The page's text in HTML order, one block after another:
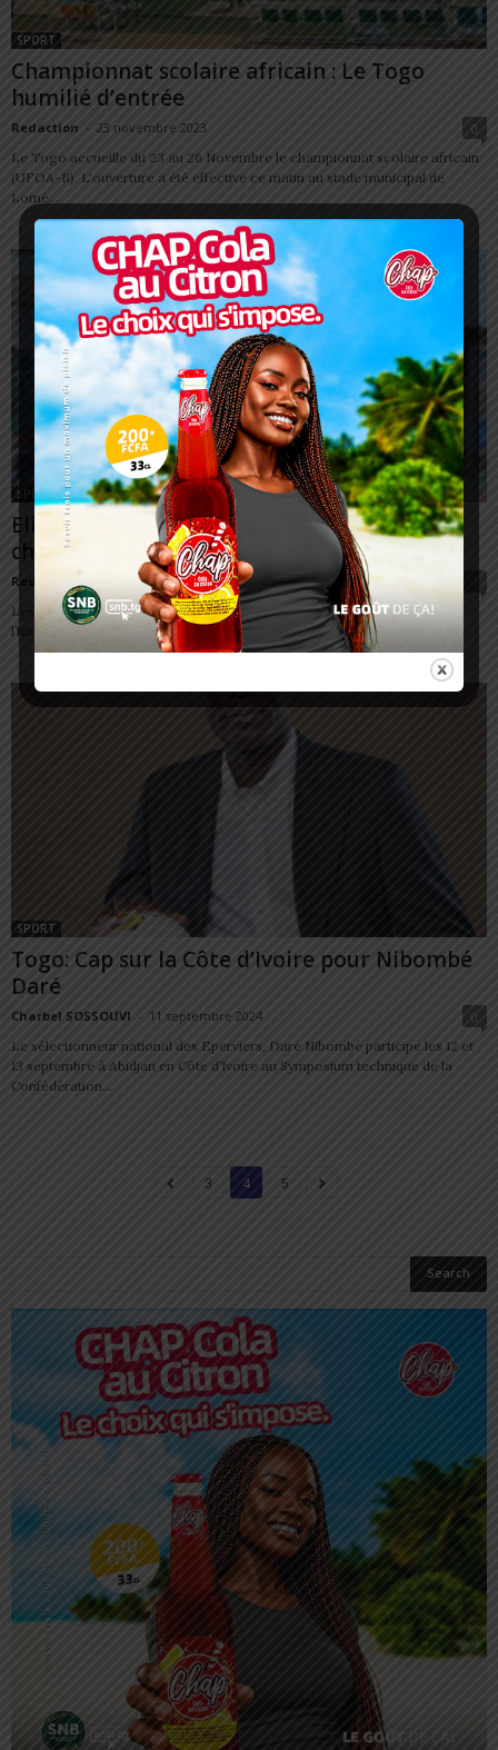
SPORT
Championnat scolaire africain : Le Togo
humilié d’entrée
Redaction - 23 novembre 2023
0
Le Togo accueille du 23 au 26 Novembre le championnat scolaire africain
(UFOA-B). L'ouverture a été effective ce matin au stade municipal de
Lomé...
SPORT
Eliminatoires CDM 2026 : Le Togo a-t-il une
chance face au Soudan ?
Redaction 16 novembre 2023
Les Eperviers du Togo ont l’occasion d’écrire un nouveau chapitre de
l’histoire footballistique du pays. Ce soir à 16H GMT, la bande à Paulo...
SPORT
Togo: Cap sur la Côte d’Ivoire pour Nibombé
Daré
Charbel SOSSOUVI - 11 septembre 2024
0
Le sélectionneur national des Eperviers, Daré Nibombé participe les 12 et
13 septembre à Abidjan en Côte d’Ivoire au Symposium technique de la
Confédération...
3 4 5